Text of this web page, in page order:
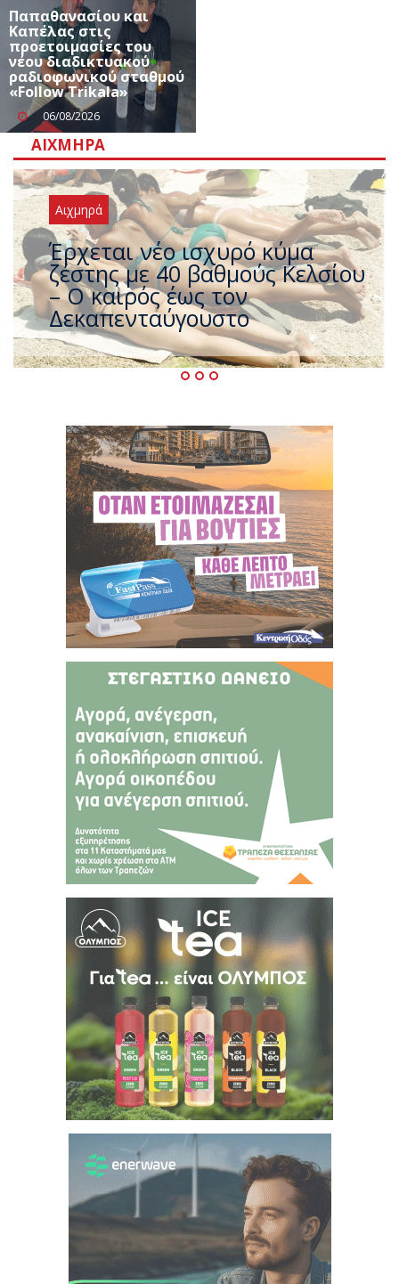
Παπαθανασίου και
Καπέλας στις
προετοιμασίες του
νέου διαδικτυακού
ραδιοφωνικού σταθμού
«Follow Trikala»
06/08/2026
ΑΙΧΜΗΡΆ
Αιχμηρά
Άφαντος ο Τσίπρας… την ώρα
που η χώρα καίγεται